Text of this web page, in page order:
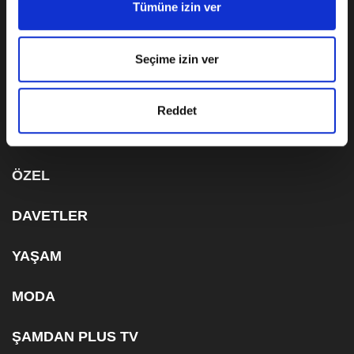
Tümüne izin ver
Seçime izin ver
Reddet
KVKK AYDINLATMA METNİ
ÇEREZ BİLGİLENDİRME METNİ
ÖZEL
DAVETLER
YAŞAM
MODA
ŞAMDAN PLUS TV